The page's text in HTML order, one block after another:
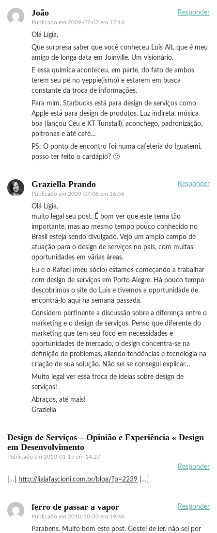
João
Publicado em 2009-07-07 em 17:16
Responder
Olá Lígia,
Que surpresa saber que você conheceu Luís Alt, que é meu
amigo de longa data em Joinville. Um visionário.
E essa química aconteceu, em parte, do fato de ambos
terem seu pé no yeppie(ismo) e estarem em busca
constante da troca de informações.
Para mim, Starbucks está para design de serviços como
Apple está para design de produtos. Luz indireta, música
boa (lançou Céu e KT Tunstall), aconchego, padronização,
poltronas e até café…
PS: O ponto de encontro foi numa cafeteria do Iguatemi,
posso ter feito o cardápio? 🙂
Graziella Prando
Publicado em 2009-07-08 em 16:56
Responder
Olá Lígia,
muito legal seu post. É bom ver que este tema tão
importante, mas ao mesmo tempo pouco conhecido no
Brasil esteja sendo divulgado. Vejo um amplo campo de
atuação para o design de serviços no país, com muitas
oportunidades em várias áreas.
Eu e o Rafael (meu sócio) estamos começando a trabalhar
com design de serviços em Porto Alegre. Há pouco tempo
descobrimos o site do Luis e tivemos a oportunidade de
encontrá-lo aqui na semana passada.
Considero pertinente a discussão sobre a diferença entre o
marketing e o design de serviços. Penso que diferente do
marketing que tem seu foco em necessidades e
oportunidades de mercado, o design concentra-se na
definição de problemas, aliando tendências e tecnologia na
criação de sua solução. Não sei se consegui explicar…
Muito legal ver essa troca de ideias sobre design de
serviços!
Abraços, até mais!
Graziella
Design de Serviços – Opinião e Experiência « Design
em Desenvolvimento
Publicado em 2010-01-17 em 14:27
Responder
[…]
http://ligiafascioni.com.br/blog/?p=2239 […]
ferro de passar a vapor
Publicado em 2010-10-20 em 19:46
Responder
Parabens. Muito bom este post. Gostei de ler. não sei por